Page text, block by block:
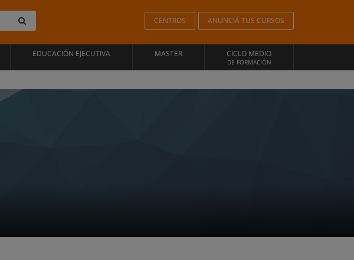
CENTROS ANUNCIÁ TUS CURSOS
EDUCACIÓN EJECUTIVA MASTER CICLO MEDIO
DE FORMACIÓN